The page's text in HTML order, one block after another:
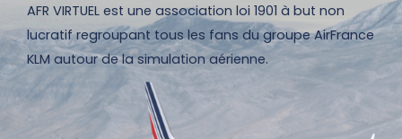
AFR VIRTUEL est une association loi 1901 à but non
lucratif regroupant tous les fans du groupe AirFrance
KLM autour de la simulation aérienne.